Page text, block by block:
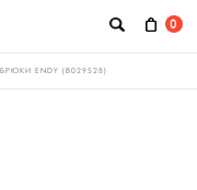
0
БРЮКИ ENDY (B029528)